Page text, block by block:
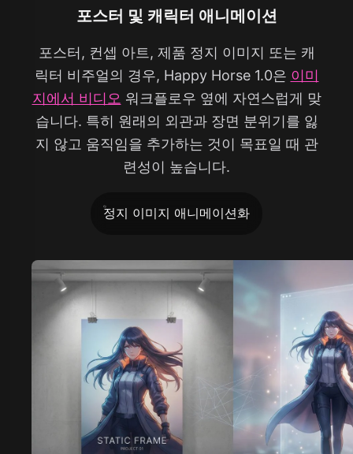
포스터 및 캐릭터 애니메이션
포스터, 컨셉 아트, 제품 정지 이미지 또는 캐
릭터 비주얼의 경우, Happy Horse 1.0은 이미
지에서 비디오 워크플로우 옆에 자연스럽게 맞
습니다. 특히 원래의 외관과 장면 분위기를 잃
지 않고 움직임을 추가하는 것이 목표일 때 관
련성이 높습니다.
정지 이미지 애니메이션화